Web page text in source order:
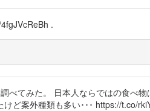
.
てみた。 日本人ならではの食べ
ど案外種類も多い･･･ https://t.co/